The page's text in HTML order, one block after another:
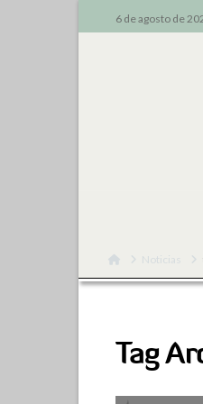
6 de agosto de
HomeNoticias
Tag